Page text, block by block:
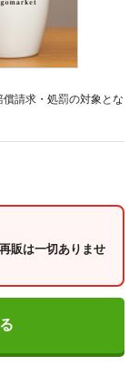
請求・処罰の対象とな
販は一切ありませ